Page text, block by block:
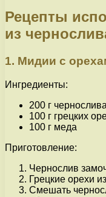
Рецепты
из
1. Мидии с
Ингредиенты:
200 г чернослива
100 г грецких
100 г меда
Приготовление:
Чернослив
Грецкие орехи
Смешать